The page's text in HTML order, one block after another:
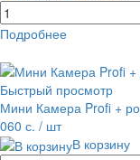
Подробнее
Быстрый просмотр
Мини Камера Profi +
060 с. / шт
В корзину